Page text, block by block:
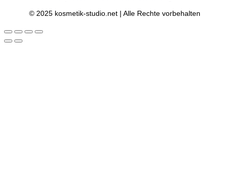
© 2025 kosmetik-studio.net | Alle Rechte vorbehalten